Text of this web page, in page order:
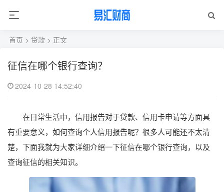
首页 > 贷款 > 正文
征信在哪个银行查询？
2024-10-28 14:52:40
在日常生活中，信用报告对于贷款、信用卡申请等方面具
有重要意义，如何查询个人信用报告呢？很多人可能还不太清
楚，下面我就为大家详细介绍一下征信在哪个银行查询，以及
查询征信的相关知识。